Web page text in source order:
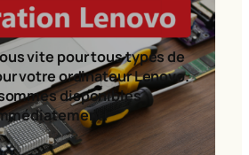
vite pour tous types de
votre ordinateur Lenovo.
disponibles